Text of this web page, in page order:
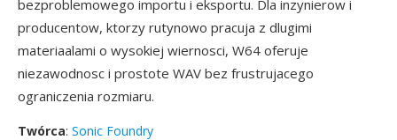
bezproblemowego importu i eksportu. Dla inzynierow i
producentow, ktorzy rutynowo pracuja z dlugimi
materiaalami o wysokiej wiernosci, W64 oferuje
niezawodnosc i prostote WAV bez frustrujacego
ograniczenia rozmiaru.
Twórca: Sonic Foundry